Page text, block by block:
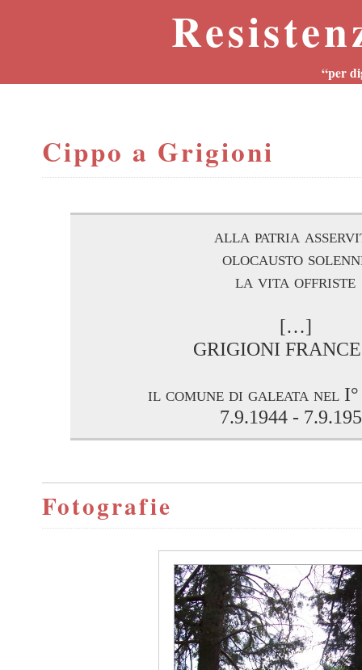
“per
Cippo a Grigioni
alla patria
olocausto
la vita offriste
[…]
GRIGIONI
il comune di galeata nel I°
7.9.1944 -
Fotografie